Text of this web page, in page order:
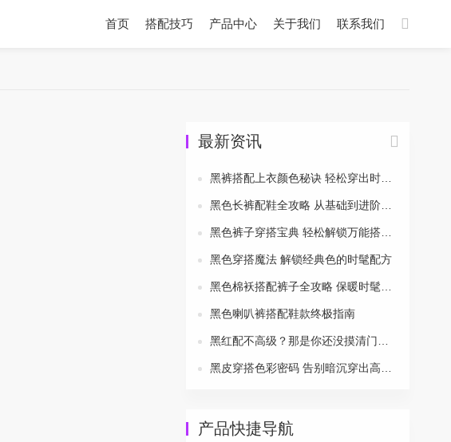
首页 搭配技巧 产品中心 关于我们 联系我们
最新资讯
黑色穿搭魔法 解锁经典色的时髦配方
黑色喇叭裤搭配鞋款终极指南
产品快捷导航